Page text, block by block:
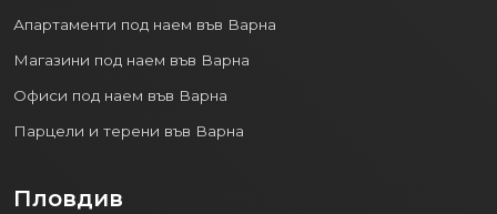
Апартаменти под наем във Варна
Магазини под наем във Варна
Офиси под наем във Варна
Парцели и терени във Варна
Пловдив